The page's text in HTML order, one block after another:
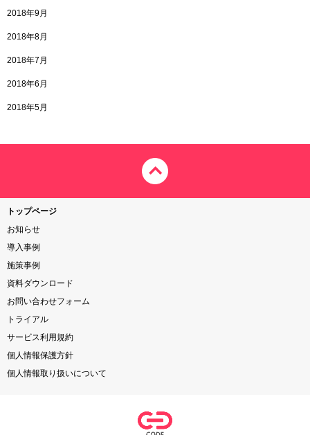
2018年9月
2018年8月
2018年7月
2018年6月
2018年5月
トップページ
お知らせ
導入事例
施策事例
資料ダウンロード
お問い合わせフォーム
トライアル
サービス利用規約
個人情報保護方針
個人情報取り扱いについて